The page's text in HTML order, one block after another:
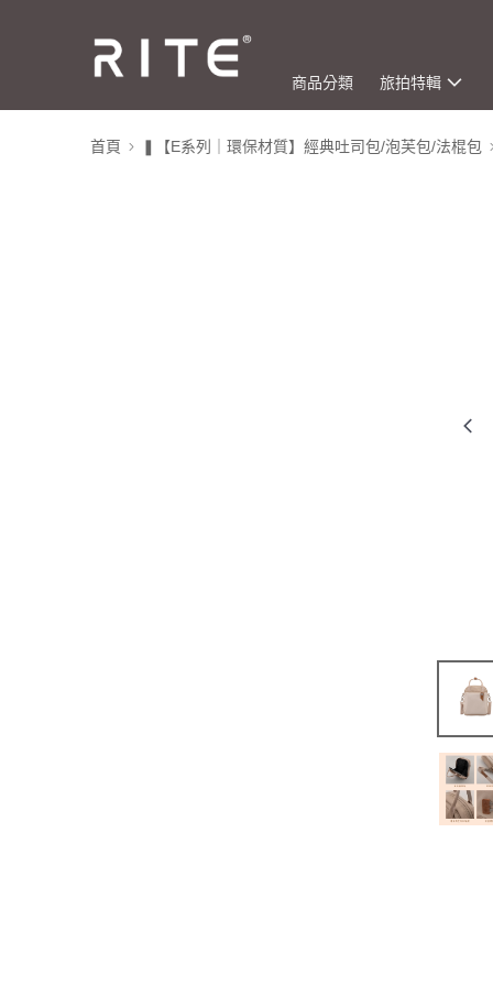
商品分類 旅拍特輯
首頁 ❚【E系列｜環保材質】經典吐司包/泡芙包/法棍包